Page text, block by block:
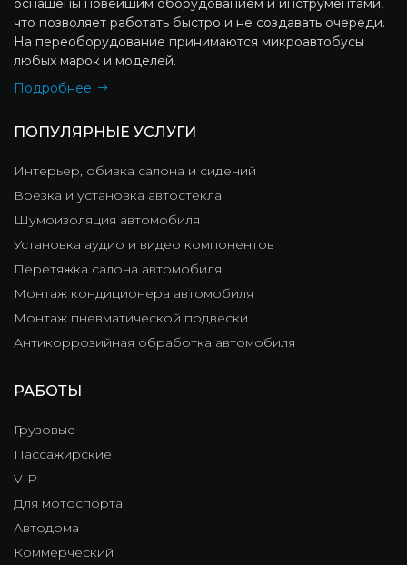
оснащены новейшим оборудованием и инструментами,
что позволяет работать быстро и не создавать очереди.
На переоборудование принимаются микроавтобусы
любых марок и моделей.
Подробнее
ПОПУЛЯРНЫЕ УСЛУГИ
Интерьер, обивка салона и сидений
Врезка и установка автостекла
Шумоизоляция автомобиля
Установка аудио и видео компонентов
Перетяжка салона автомобиля
Монтаж кондиционера автомобиля
Монтаж пневматической подвески
Антикоррозийная обработка автомобиля
РАБОТЫ
Грузовые
Пассажирские
VIP
Для мотоспорта
Автодома
Коммерческий